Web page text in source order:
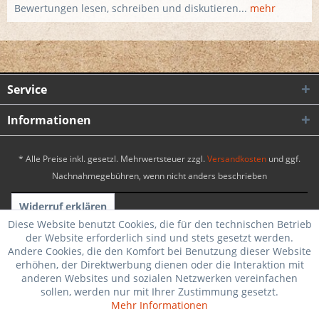
Bewertungen lesen, schreiben und diskutieren... mehr
Service
Informationen
* Alle Preise inkl. gesetzl. Mehrwertsteuer zzgl.Versandkosten und ggf.
Nachnahmegebühren, wenn nicht anders beschrieben
Widerruf erklären
Realisiert mit Shopware|Theme by WebSelect
Diese Website benutzt Cookies, die für den technischen Betrieb
der Website erforderlich sind und stets gesetzt werden.
Andere Cookies, die den Komfort bei Benutzung dieser Website
erhöhen, der Direktwerbung dienen oder die Interaktion mit
anderen Websites und sozialen Netzwerken vereinfachen
sollen, werden nur mit Ihrer Zustimmung gesetzt.
Mehr Informationen